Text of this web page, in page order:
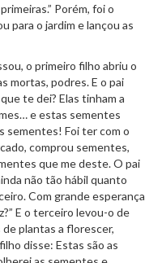
Porém, foi o
para o jardim e lançou as
o primeiro filho abriu o
mortas, podres. E o pai
te dei? Elas tinham a
e estas sementes
sementes! Foi ter com o
comprou sementes,
que me deste. O pai
não tão hábil quanto
Com grande esperança
E o terceiro levou-o de
de plantas a florescer,
disse: Estas são as